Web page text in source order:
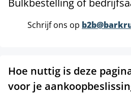
Bulkbestelling of
Schrijf ons op
Hoe nuttig is deze
voor je